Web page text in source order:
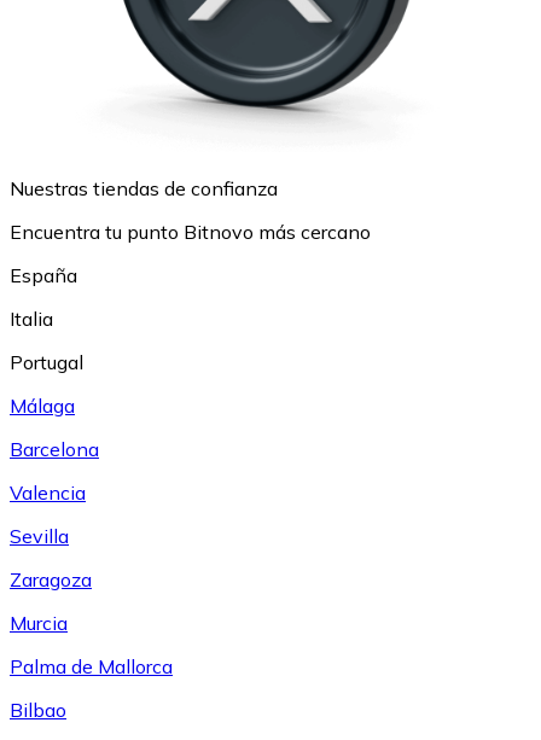
Nuestras tiendas de confianza
Encuentra tu punto Bitnovo más cercano
España
Italia
Portugal
Málaga
Barcelona
Valencia
Sevilla
Zaragoza
Murcia
Palma de Mallorca
Bilbao